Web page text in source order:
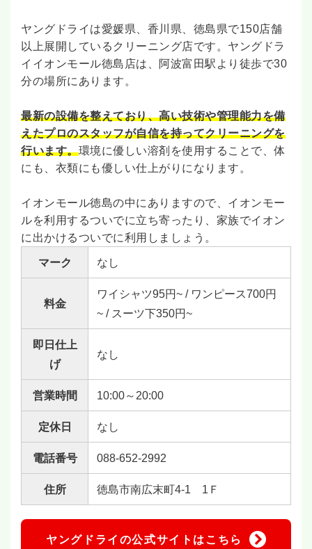
ヤングドライは愛媛県、香川県、徳島県で150店舗
以上展開しているクリーニング店です。ヤングドラ
イイオンモール徳島店は、阿波富田駅より徒歩で30
分の場所にあります。
最新の設備を整えており、高い技術や管理能力を備
えたプロのスタッフが自信を持ってクリーニングを
行います。環境に優しい溶剤を使用することで、体
にも、衣類にも優しい仕上がりになります。
イオンモール徳島の中にありますので、イオンモー
ルを利用するついでに立ち寄ったり、家族でイオン
に出かけるついでに利用しましょう。
マーク なし
料金
ワイシャツ95円~ / ワンピース700円
~ / スーツ下350円~
即日仕上
げ
なし
営業時間 10:00～20:00
定休日 なし
電話番号 088-652-2992
住所 徳島市南広末町4-1 1Ｆ
ヤングドライの公式サイトはこちら